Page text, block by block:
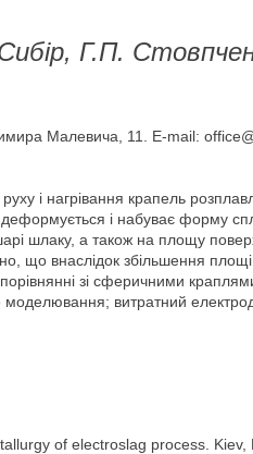
Г.П.
Малевича, 11. E-mail:
і нагрівання крапель
і набуває форму
шлаку, а також на площу
що внаслідок збільшення
зі сферичними
витратний
of electroslag process. Kiev,